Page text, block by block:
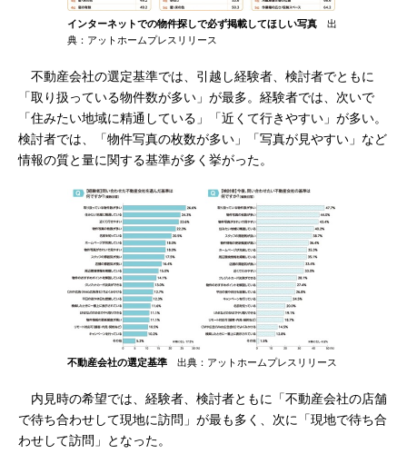
インターネットでの物件探しで必ず掲載してほしい写真 出
典：アットホームプレスリリース
不動産会社の選定基準では、引越し経験者、検討者でともに
「取り扱っている物件数が多い」が最多。経験者では、次いで
「住みたい地域に精通している」「近くて行きやすい」が多い。
検討者では、「物件写真の枚数が多い」「写真が見やすい」など
情報の質と量に関する基準が多く挙がった。
不動産会社の選定基準 出典：アットホームプレスリリース
内見時の希望では、経験者、検討者ともに「不動産会社の店舗
で待ち合わせして現地に訪問」が最も多く、次に「現地で待ち合
わせして訪問」となった。